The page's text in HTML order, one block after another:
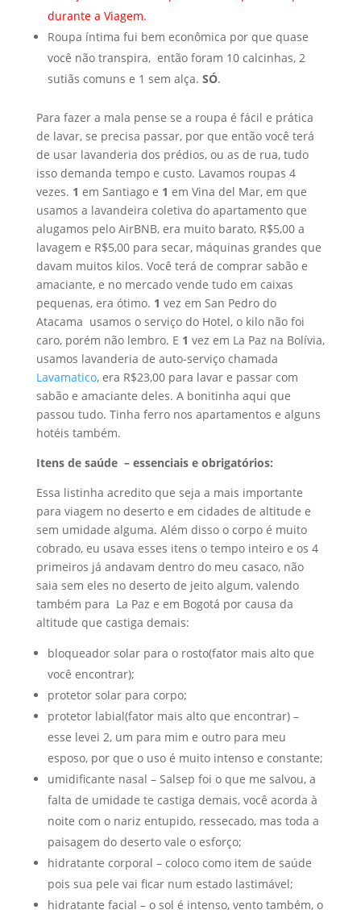
durante a Viagem.
Roupa íntima fui bem econômica por que quase
você não transpira, então foram 10 calcinhas, 2
sutiãs comuns e 1 sem alça. SÓ.
Para fazer a mala pense se a roupa é fácil e prática
de lavar, se precisa passar, por que então você terá
de usar lavanderia dos prédios, ou as de rua, tudo
isso demanda tempo e custo. Lavamos roupas 4
vezes. 1 em Santiago e 1 em Vina del Mar, em que
usamos a lavandeira coletiva do apartamento que
alugamos pelo AirBNB, era muito barato, R$5,00 a
lavagem e R$5,00 para secar, máquinas grandes que
davam muitos kilos. Você terá de comprar sabão e
amaciante, e no mercado vende tudo em caixas
pequenas, era ótimo. 1 vez em San Pedro do
Atacama usamos o serviço do Hotel, o kilo não foi
caro, porém não lembro. E 1 vez em La Paz na Bolívia,
usamos lavanderia de auto-serviço chamada
Lavamatico, era R$23,00 para lavar e passar com
sabão e amaciante deles. A bonitinha aqui que
passou tudo. Tinha ferro nos apartamentos e alguns
hotéis também.
Itens de saúde – essenciais e obrigatórios:
Essa listinha acredito que seja a mais importante
para viagem no deserto e em cidades de altitude e
sem umidade alguma. Além disso o corpo é muito
cobrado, eu usava esses itens o tempo inteiro e os 4
primeiros já andavam dentro do meu casaco, não
saia sem eles no deserto de jeito algum, valendo
também para La Paz e em Bogotá por causa da
altitude que castiga demais:
bloqueador solar para o rosto(fator mais alto que
você encontrar);
protetor solar para corpo;
protetor labial(fator mais alto que encontrar) –
esse levei 2, um para mim e outro para meu
esposo, por que o uso é muito intenso e constante;
umidificante nasal – Salsep foi o que me salvou, a
falta de umidade te castiga demais, você acorda à
noite com o nariz entupido, ressecado, mas toda a
paisagem do deserto vale o esforço;
hidratante corporal – coloco como item de saúde
pois sua pele vai ficar num estado lastimável;
hidratante facial – o sol é intenso, vento também, o